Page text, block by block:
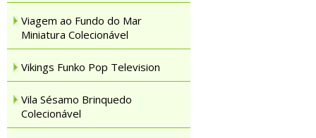
Viagem ao Fundo do Mar
Miniatura Colecionável
Vikings Funko Pop Television
Vila Sésamo Brinquedo
Colecionável